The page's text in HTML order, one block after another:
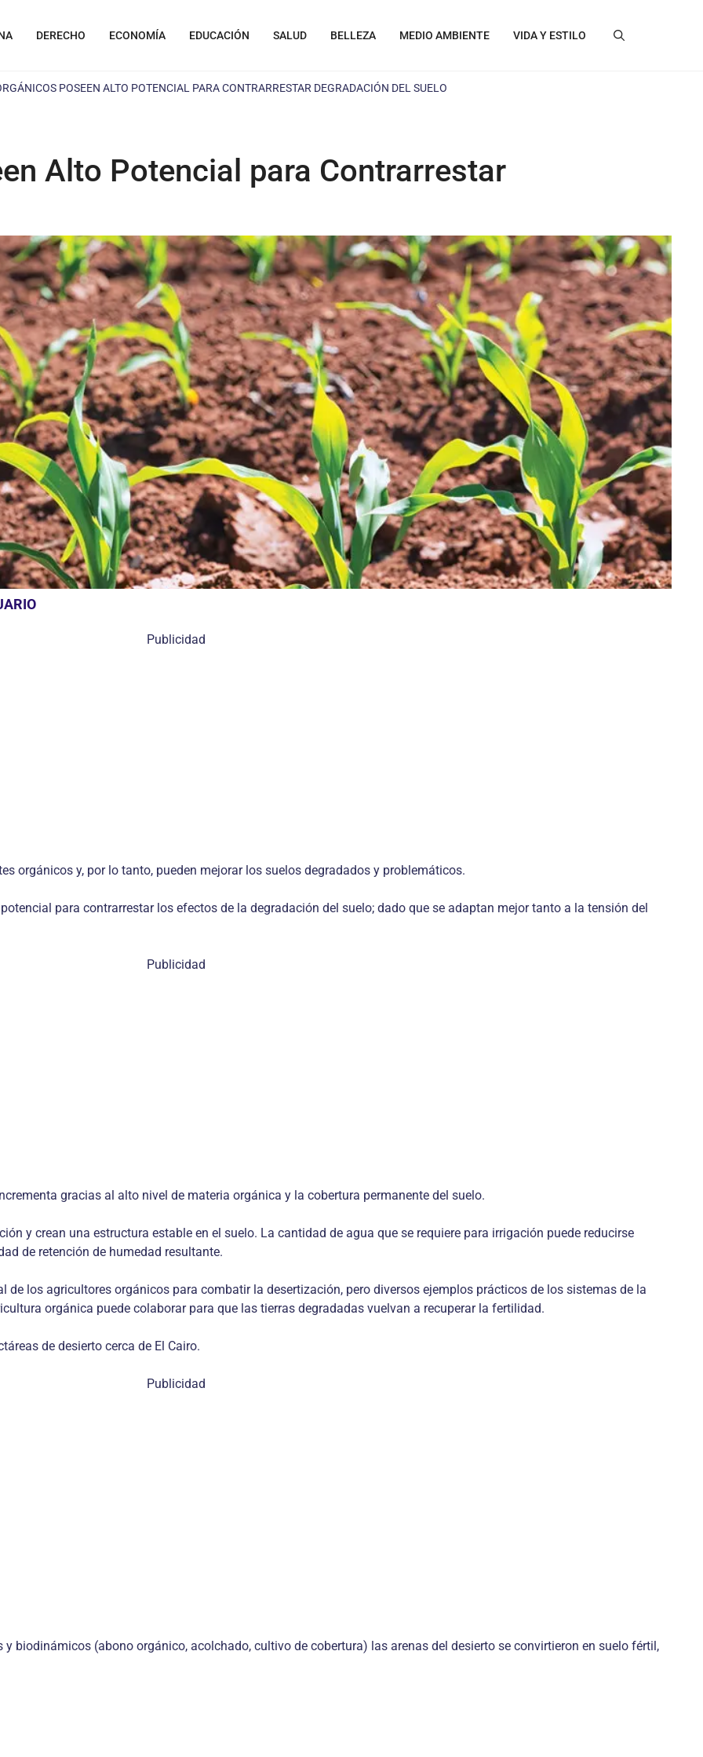
DERECHO ECONOMÍA EDUCACIÓN SALUD BELLEZA MEDIO AMBIENTE VIDA Y ESTILO
POSEEN ALTO POTENCIAL PARA CONTRARRESTAR DEGRADACIÓN DEL SUELO
Alto Potencial para Contrarrestar
Publicidad
orgánicos y, por lo tanto, pueden mejorar los suelos degradados y problemáticos.
para contrarrestar los efectos de la degradación del suelo; dado que se adaptan mejor tanto a la tensión del
Publicidad
gracias al alto nivel de materia orgánica y la cobertura permanente del suelo.
y crean una estructura estable en el suelo. La cantidad de agua que se requiere para irrigación puede reducirse
de retención de humedad resultante.
de los agricultores orgánicos para combatir la desertización, pero diversos ejemplos prácticos de los sistemas de la
orgánica puede colaborar para que las tierras degradadas vuelvan a recuperar la fertilidad.
de desierto cerca de El Cairo.
Publicidad
biodinámicos (abono orgánico, acolchado, cultivo de cobertura) las arenas del desierto se convirtieron en suelo fértil,